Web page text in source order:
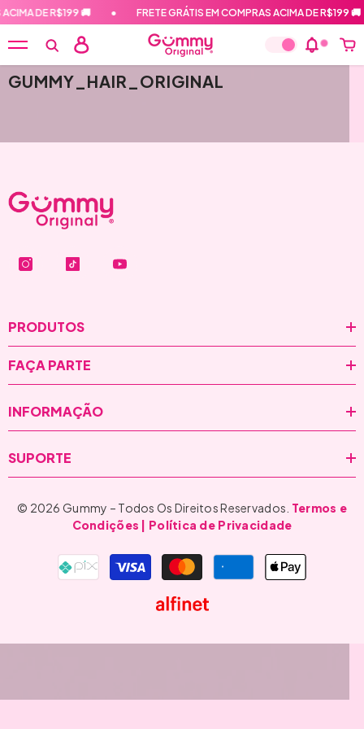
DE R$199 🚚 • FRETE GRÁTIS EM COMPRAS ACIMA DE R$199 🚚
GUMMY_HAIR_ORIGINAL
PRODUTOS
FAÇA PARTE
INFORMAÇÃO
SUPORTE
© 2026 Gummy – Todos Os Direitos Reservados. Termos e
Condições | Política de Privacidade
Formas
de